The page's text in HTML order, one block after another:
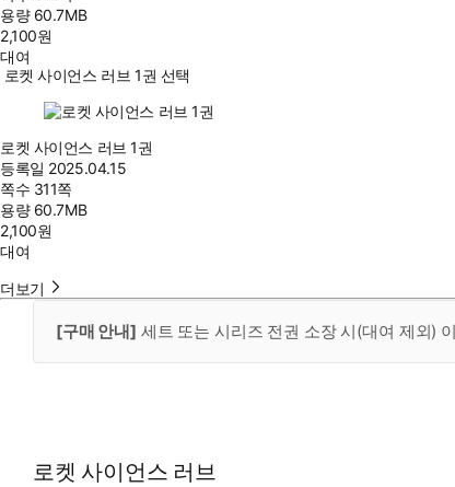
용량 60.7MB
2,100원
대여
로켓 사이언스 러브 1권 선택
로켓 사이언스 러브 1권
등록일 2025.04.15
쪽수 311쪽
용량 60.7MB
2,100원
대여
더보기
[구매 안내] 세트 또는 시리즈 전권 소장 시(대여 제외)
로켓 사이언스 러브